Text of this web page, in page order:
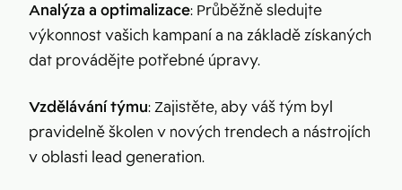
Analýza a optimalizace: Průběžně sledujte
výkonnost vašich kampaní a na základě získaných
dat provádějte potřebné úpravy.
Vzdělávání týmu: Zajistěte, aby váš tým byl
pravidelně školen v nových trendech a nástrojích
v oblasti lead generation.